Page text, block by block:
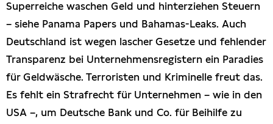
Superreiche waschen Geld und hinterziehen Steuern
– siehe Panama Papers und Bahamas-Leaks. Auch
Deutschland ist wegen lascher Gesetze und fehlender
Transparenz bei Unternehmensregistern ein Paradies
für Geldwäsche. Terroristen und Kriminelle freut das.
Es fehlt ein Strafrecht für Unternehmen – wie in den
USA –, um Deutsche Bank und Co. für Beihilfe zu